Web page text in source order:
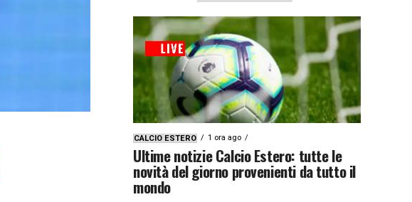
CALCIO ESTERO 1 ora ago
Ultime notizie Calcio Estero: tutte le
novità del giorno provenienti da tutto il
mondo